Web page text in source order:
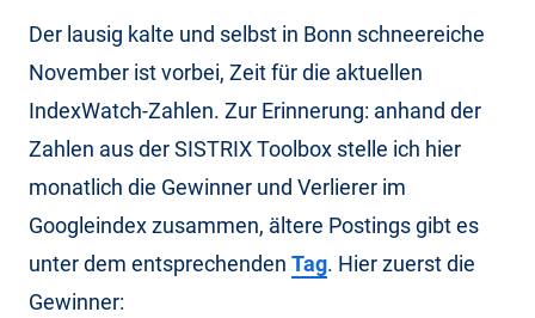
Der lausig kalte und selbst in Bonn schneereiche
November ist vorbei, Zeit für die aktuellen
IndexWatch-Zahlen. Zur Erinnerung: anhand der
Zahlen aus der SISTRIX Toolbox stelle ich hier
monatlich die Gewinner und Verlierer im
Googleindex zusammen, ältere Postings gibt es
unter dem entsprechenden Tag. Hier zuerst die
Gewinner: